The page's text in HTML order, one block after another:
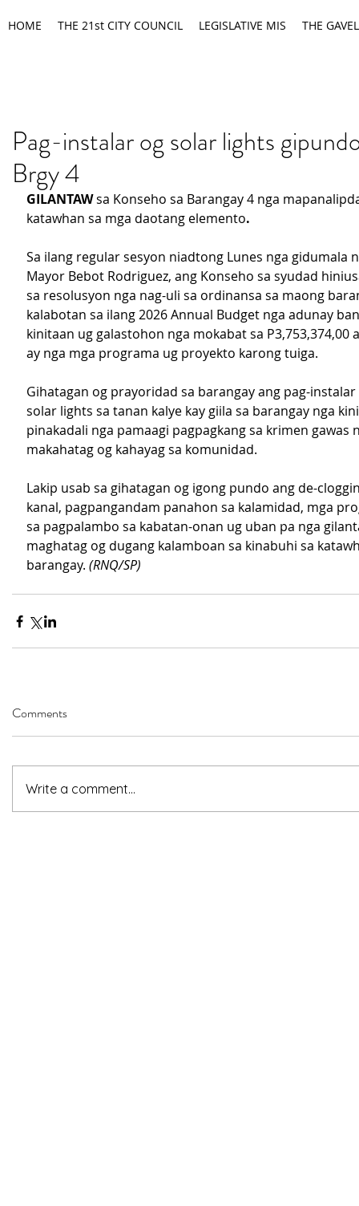
HOME THE 21st CITY COUNCIL LEGISLATIVE MIS THE GAVEL
Pag-instalar og solar lights
Brgy 4
GILANTAW sa Konseho sa Barangay 4 nga
katawhan sa mga daotang elemento.
Sa ilang regular sesyon niadtong Lunes nga gidumala
Mayor Bebot Rodriguez, ang Konseho sa syudad
sa resolusyon nga nag-uli sa ordinansa sa maong
kalabotan sa ilang 2026 Annual Budget nga adunay
kinitaan ug galastohon nga mokabat sa P3,753,374,00
ay nga mga programa ug proyekto karong tuiga.
Gihatagan og prayoridad sa barangay ang pag-instalar
solar lights sa tanan kalye kay giila sa barangay nga
pinakadali nga pamaagi pagpagkang sa krimen gawas
makahatag og kahayag sa komunidad.
Lakip usab sa gihatagan og igong pundo ang de-
kanal, pagpangandam panahon sa kalamidad, mga
sa pagpalambo sa kabatan-onan ug uban pa nga
maghatag og dugang kalamboan sa kinabuhi sa
barangay. (RNQ/SP)
Comments
Write a comment...